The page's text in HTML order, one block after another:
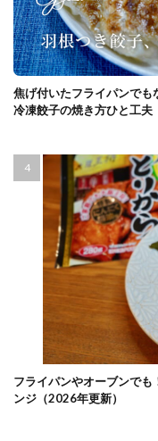
焦げ付いたフライパンでも
冷凍餃子の焼き方ひと工夫
フライパンやオーブンで
ンジ（2026年更新）